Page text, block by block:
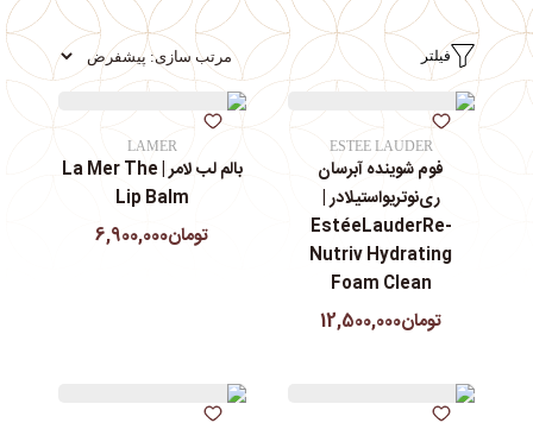
فیلتر
ESTEE LAUDER
فوم شوینده آبرسان
ری‌نوتریواستیلادر |
EstéeLauderRe-
Nutriv Hydrating
Foam Clean
تومان12,500,000
LAMER
بالم لب لامر | La Mer The
Lip Balm
تومان6,900,000